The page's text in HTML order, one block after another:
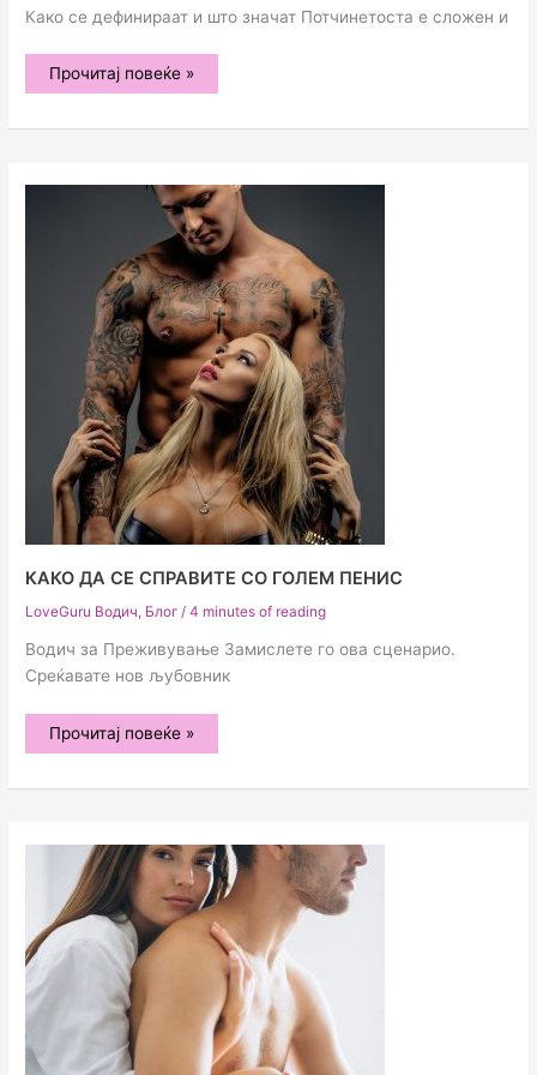
Како се дефинираат и што значат Потчинетоста е сложен и
Нивоа
на
Прочитај повеќе »
КАКО ДА СЕ СПРАВИТЕ СО ГОЛЕМ ПЕНИС
LoveGuru Водич, Блог /4 minutes of reading
Водич за Преживување Замислете го ова сценарио.
Среќавате нов љубовник
Како
да
со
Прочитај повеќе »